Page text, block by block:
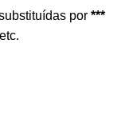
por ***